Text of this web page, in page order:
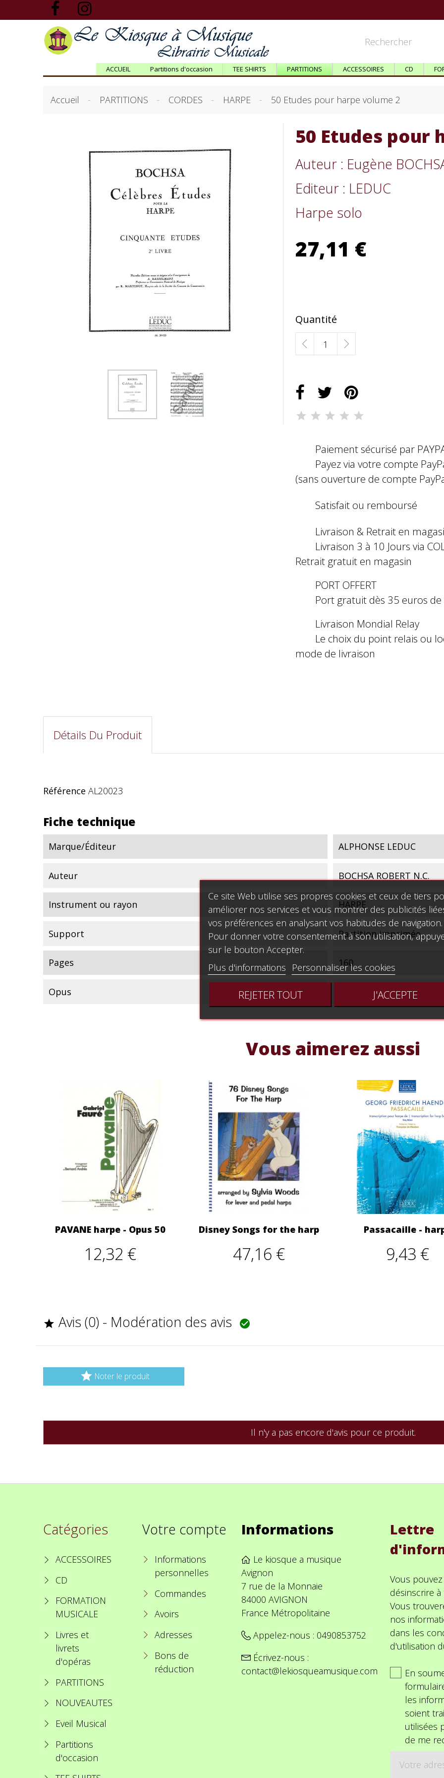
ACCUEIL Partitions d'occasion TEE SHIRTS PARTITIONS ACCESSOIRES CD
Accueil PARTITIONS CORDES HARPE 50 Etudes pour harpe volume 2
50 Etudes pour
Auteur : Eugène
Editeur : LEDUC
Harpe solo
27,11 €
Quantité
Paiement sécurisé par
Payez via votre compte
(sans ouverture de compte
Satisfait ou remboursé
Livraison & Retrait en
Livraison 3 à 10 Jours via
Retrait gratuit en magasin
PORT OFFERT
Port gratuit dès 35 euros
Livraison Mondial Relay
Le choix du point relais ou
mode de livraison
Détails Du Produit
Référence AL20023
Fiche technique
Marque/Éditeur ALPHONSE LEDUC
Auteur BOCHSA ROBERT N.C.
Instrument ou rayon HARPE
Support Partition imprimée
Pages 160
Opus
Vous aimerez aussi
PAVANE harpe - Opus 50
12,32 €
Disney Songs for the harp
47,16 €
Passacaille -
9,43 €
 Avis (0) - Modération des avis 
 Noter le produit
Il n'y a pas encore d'avis pour ce produit.
Catégories
ACCESSOIRES
CD
FORMATION
MUSICALE
Livres et
livrets
d'opéras
PARTITIONS
NOUVEAUTES
Eveil Musical
Partitions
d'occasion
Votre compte
Informations
personnelles
Commandes
Avoirs
Adresses
Bons de
réduction
Informations
Le kiosque a musique
Avignon
7 rue de la Monnaie
84000 AVIGNON
France Métropolitaine
Appelez-nous : 0490853752
Écrivez-nous :
contact@lekiosqueamusique.com
Lettre
Vous
désinscrire
Vous
nos
dans les
d'utilisation
En
les
soient
utilisées
de me
Ce site Web utilise ses propres cookies et ceux de tiers
améliorer nos services et vous montrer des publicités
vos préférences en analysant vos habitudes de navigation.
Pour donner votre consentement à son utilisation,
sur le bouton Accepter.
Plus d'informations
Personnaliser les cookies
REJETER TOUT J'ACCEPTE